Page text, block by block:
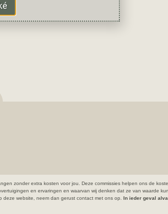
zonder extra kosten voor jou. Deze commissies helpen ons de
en ervaringen en waarvan wij denken dat ze van waarde
deze website, neem dan gerust contact met ons op.
In ieder geval